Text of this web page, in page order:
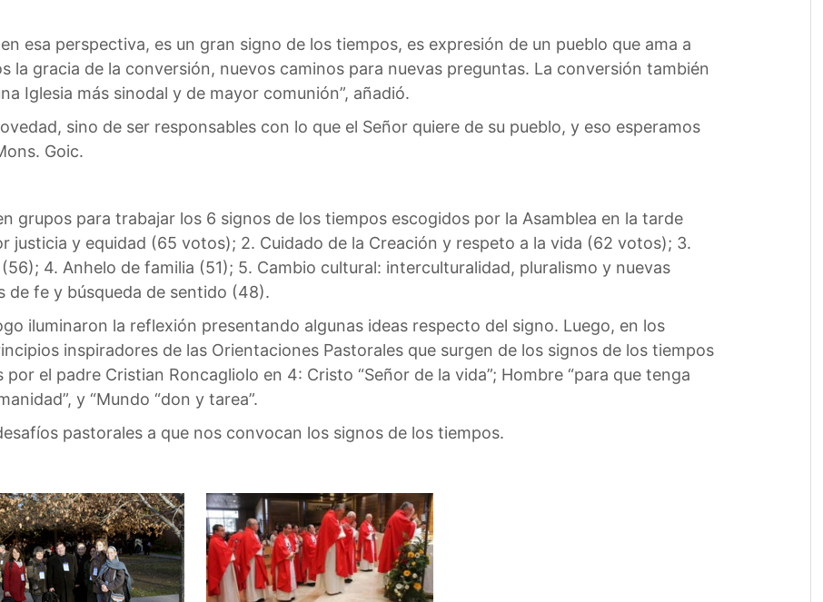
esa perspectiva, es un gran signo de los tiempos, es expresión de un pueblo que ama a
la gracia de la conversión, nuevos caminos para nuevas preguntas. La conversión también
Iglesia más sinodal y de mayor comunión”, añadió.
sino de ser responsables con lo que el Señor quiere de su pueblo, y eso esperamos
Goic.
grupos para trabajar los 6 signos de los tiempos escogidos por la Asamblea en la tarde
justicia y equidad (65 votos); 2. Cuidado de la Creación y respeto a la vida (62 votos); 3.
4. Anhelo de familia (51); 5. Cambio cultural: interculturalidad, pluralismo y nuevas
de fe y búsqueda de sentido (48).
iluminaron la reflexión presentando algunas ideas respecto del signo. Luego, en los
inspiradores de las Orientaciones Pastorales que surgen de los signos de los tiempos
el padre Cristian Roncagliolo en 4: Cristo “Señor de la vida”; Hombre “para que tenga
y “Mundo “don y tarea”.
pastorales a que nos convocan los signos de los tiempos.